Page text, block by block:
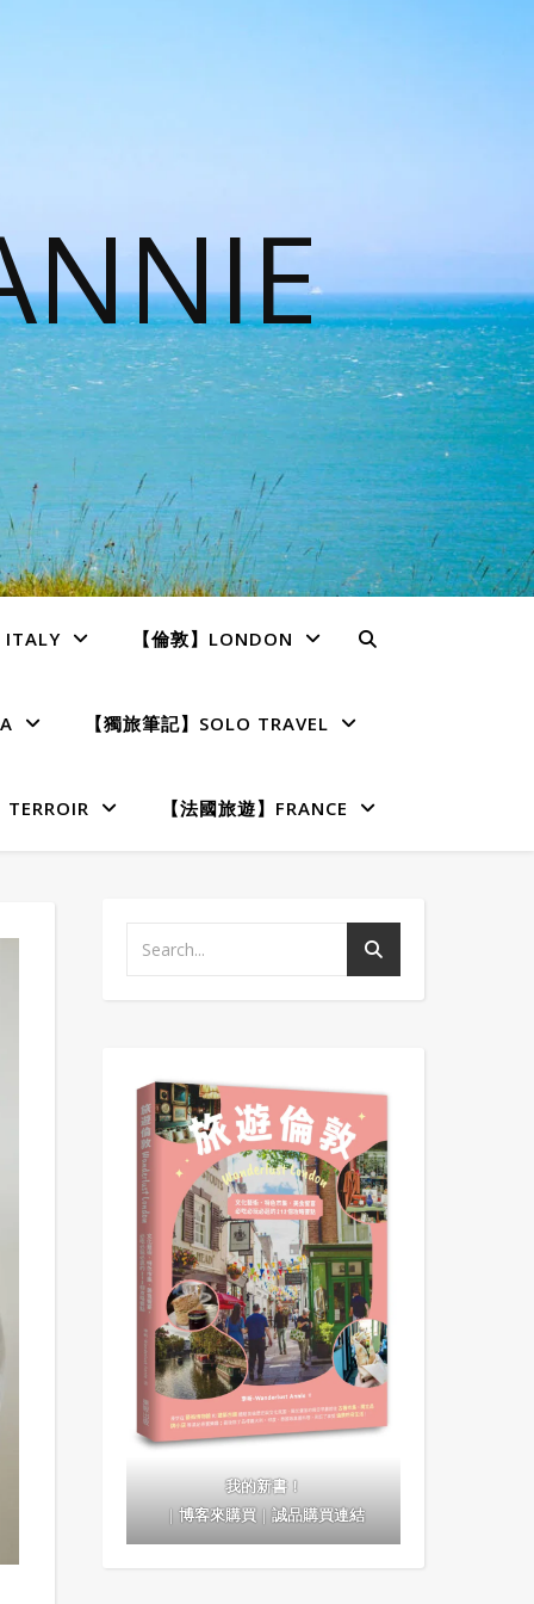
ITALY 【倫敦】LONDON
【獨旅筆記】SOLO TRAVEL
【法國旅遊】FRANCE
我的新書！
｜博客來購買｜誠品購買連結